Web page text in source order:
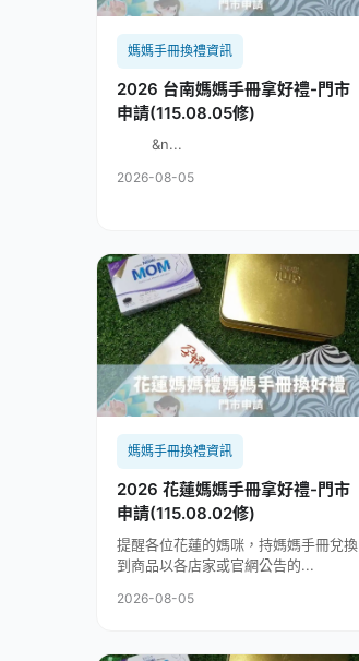
媽媽手冊換禮資訊
2026 台南媽媽手冊拿好禮-門市
申請(115.08.05修)
&n...
2026-08-05
媽媽手冊換禮資訊
2026 花蓮媽媽手冊拿好禮-門市
申請(115.08.02修)
提醒各位花蓮的媽咪，持媽媽手冊兌換
到商品以各店家或官網公告的...
2026-08-05